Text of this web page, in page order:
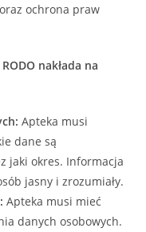
ochrona praw
nakłada na
Apteka musi
dane są
jaki okres. Informacja
jasny i zrozumiały.
Apteka musi mieć
danych osobowych.